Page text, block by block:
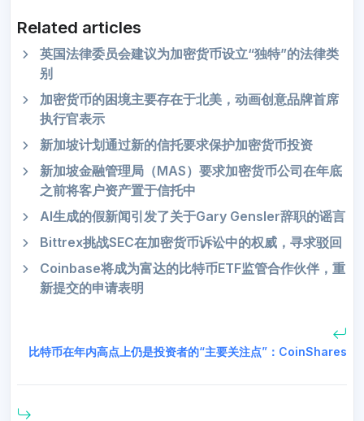
Related articles
英国法律委员会建议为加密货币设立“独特”的法律类
别
加密货币的困境主要存在于北美，动画创意品牌首席
执行官表示
新加坡计划通过新的信托要求保护加密货币投资
新加坡金融管理局（MAS）要求加密货币公司在年底
之前将客户资产置于信托中
AI生成的假新闻引发了关于Gary Gensler辞职的谣言
Bittrex挑战SEC在加密货币诉讼中的权威，寻求驳回
Coinbase将成为富达的比特币ETF监管合作伙伴，重
新提交的申请表明
比特币在年内高点上仍是投资者的“主要关注点”：CoinShares